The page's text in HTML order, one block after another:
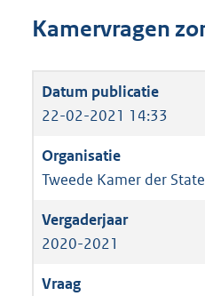
Kamervragen
22-02-2021 14:33
Tweede Kamer der
2020-2021